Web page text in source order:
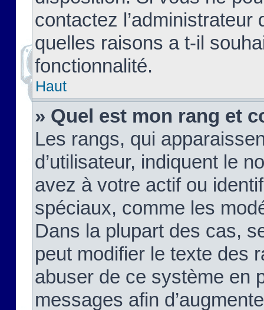
contactez
quelles raisons a t-il
fonctionnalité.
Haut
» Quel est mon rang et
Les rangs, qui
d’utilisateur, indiquent le
avez à votre actif ou
spéciaux, comme les
Dans la plupart des cas,
peut modifier le texte des
abuser de ce système en
messages afin